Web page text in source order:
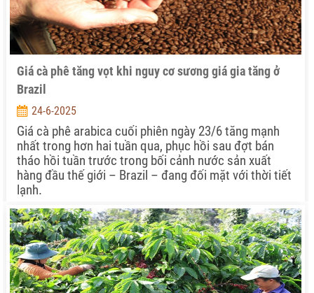
Giá cà phê tăng vọt khi nguy cơ sương giá gia tăng ở
Brazil
24-6-2025
Giá cà phê arabica cuối phiên ngày 23/6 tăng mạnh
nhất trong hơn hai tuần qua, phục hồi sau đợt bán
tháo hồi tuần trước trong bối cảnh nước sản xuất
hàng đầu thế giới – Brazil – đang đối mặt với thời tiết
lạnh.